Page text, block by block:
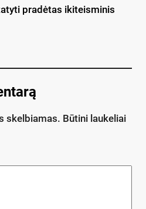
pradėtas ikiteisminis
skelbiamas. Būtini laukeliai